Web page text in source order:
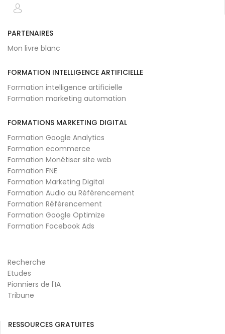
PARTENAIRES
Mon livre blanc
FORMATION INTELLIGENCE ARTIFICIELLE
Formation intelligence artificielle
Formation marketing automation
FORMATIONS MARKETING DIGITAL
Formation Google Analytics
Formation ecommerce
Formation Monétiser site web
Formation FNE
Formation Marketing Digital
Formation Audio au Référencement
Formation Référencement
Formation Google Optimize
Formation Facebook Ads
Recherche
Etudes
Pionniers de l'IA
Tribune
RESSOURCES GRATUITES